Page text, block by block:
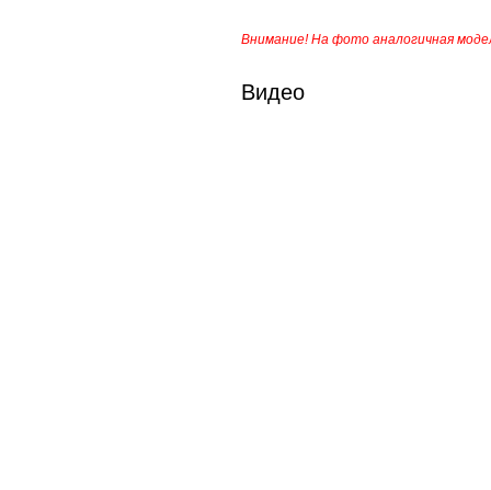
Внимание! На фото аналогичная
Видео